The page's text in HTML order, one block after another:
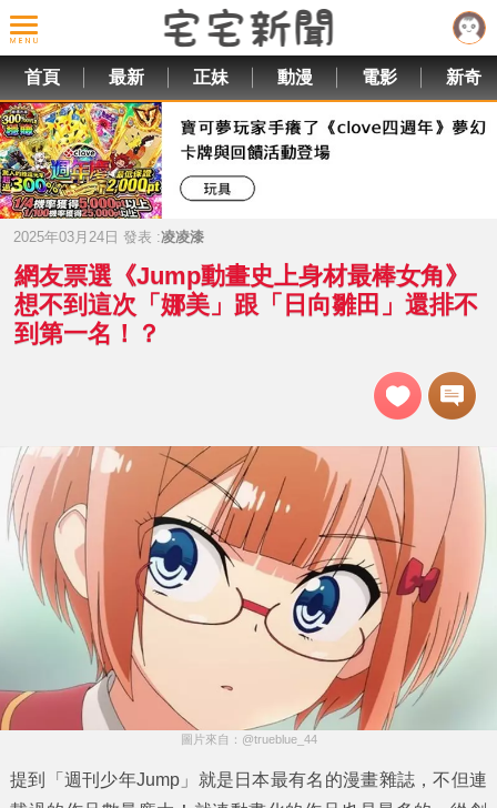
首頁 最新 正妹 動漫 電影 新奇
2025年03月24日 發表 :凌凌漆
網友票選《Jump動畫史上身材最棒女角》
想不到這次「娜美」跟「日向雛田」還排不
到第一名！？
圖片來自：@trueblue_44
提到「週刊少年Jump」就是日本最有名的漫畫雜誌，不但連